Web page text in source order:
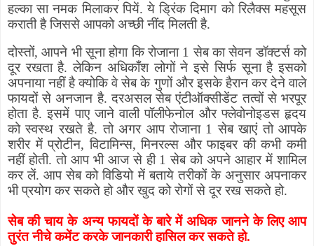
हल्का सा नमक मिलाकर पियें. ये ड्रिंक दिमाग को रिलैक्स महसूस
कराती है जिससे आपको अच्छी नींद मिलती है.
दोस्तों,आपने भी सूना होगा कि रोजाना 1 सेब का सेवन डॉक्टर्स को
दूर रखता है. लेकिन अधिकाँश लोगों ने इसे सिर्फ सूना है इसको
अपनाया नहीं है क्योकि वे सेब के गुणों और इसके हैरान कर देने वाले
फायदों से अनजान है. दरअसल सेब एंटीऑक्सीडेंट तत्वों से भरपूर
होता है. इसमें पाए जाने वाली पॉलीफेनोल और फ्लेवोनोइडस हृदय
को स्वस्थ रखते है. तो अगर आप रोजाना 1 सेब खाएं तो आपके
शरीर में प्रोटीन,विटामिन्स,मिनरल्स और फाइबर की कभी कमी
नहीं होती. तो आप भी आज से ही 1 सेब को अपने आहार में शामिल
कर लें. आप सेब को विडियो में बताये तरीकों के अनुसार अपनाकर
भी प्रयोग कर सकते हो और खुद को रोगों से दूर रख सकते हो.
सेब की चाय के अन्य फायदों के बारे में अधिक जानने के लिए आप
तुरंत नीचे कमेंट करके जानकारी हासिल कर सकते हो.